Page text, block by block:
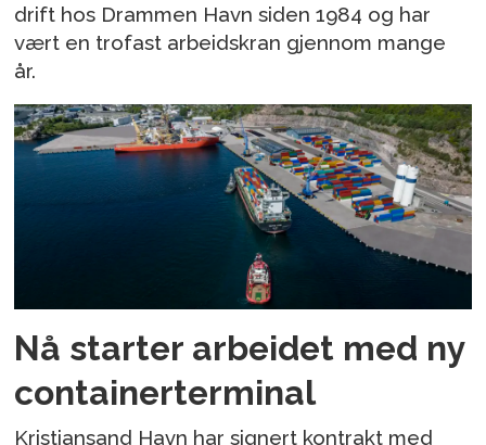
drift hos Drammen Havn siden 1984 og har
vært en trofast arbeidskran gjennom mange
år.
Nå starter arbeidet med ny
containerterminal
Kristiansand Havn har signert kontrakt med